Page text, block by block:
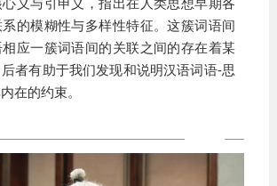
的模糊性与多样性特征。这簇词语间
应一簇词语间的关联之间的存在着某
者有助于我们发现和说明汉语词语-思
在的约束。